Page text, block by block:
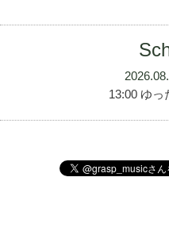
13:00 ゆっ